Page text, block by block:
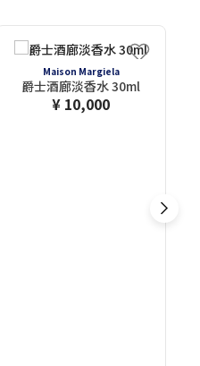
Maison Margiela
爵士酒廊淡香水 30ml
¥ 10,000